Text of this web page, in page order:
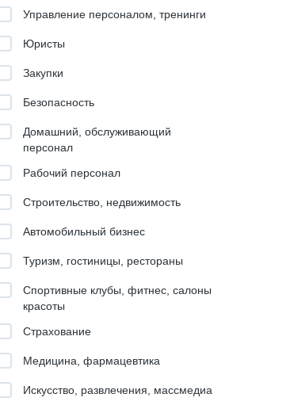
Управление персоналом, тренинги
Юристы
Закупки
Безопасность
Домашний, обслуживающий
персонал
Рабочий персонал
Строительство, недвижимость
Автомобильный бизнес
Туризм, гостиницы, рестораны
Спортивные клубы, фитнес, салоны
красоты
Страхование
Медицина, фармацевтика
Искусство, развлечения, массмедиа